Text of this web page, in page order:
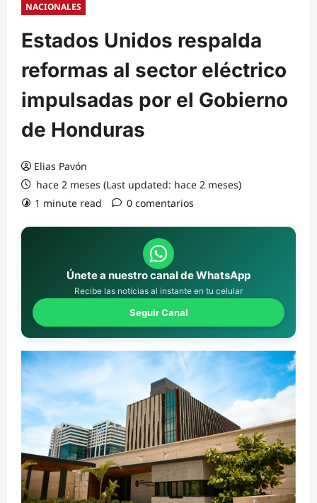
NACIONALES
Estados Unidos respalda
reformas al sector eléctrico
impulsadas por el Gobierno
de Honduras
Elias Pavón
hace 2 meses (Last updated: hace 2 meses)
1 minute read
0 comentarios
Únete a nuestro canal de WhatsApp
Recibe las noticias al instante en tu celular
Seguir Canal